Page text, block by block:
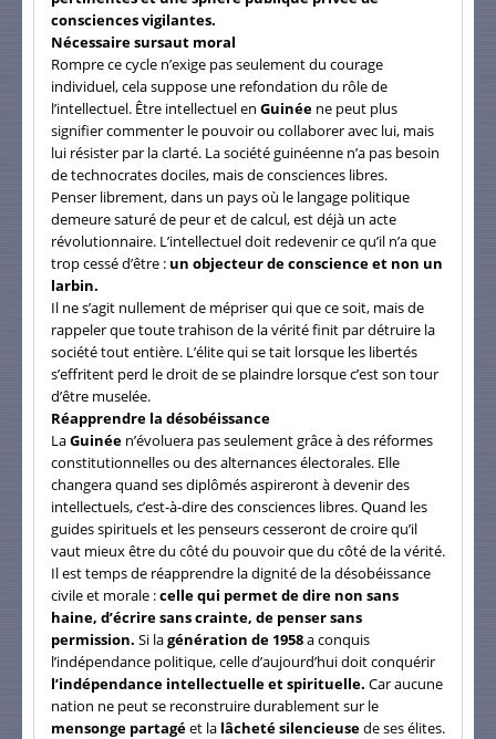
consciences vigilantes.
Nécessaire sursaut moral
Rompre ce cycle n’exige pas seulement du courage
individuel, cela suppose une refondation du rôle de
l’intellectuel. Être intellectuel en Guinée ne peut plus
signifier commenter le pouvoir ou collaborer avec lui, mais
lui résister par la clarté. La société guinéenne n’a pas besoin
de technocrates dociles, mais de consciences libres.
Penser librement, dans un pays où le langage politique
demeure saturé de peur et de calcul, est déjà un acte
révolutionnaire. L’intellectuel doit redevenir ce qu’il n’a que
trop cessé d’être : un objecteur de conscience et non un
larbin.
Il ne s’agit nullement de mépriser qui que ce soit, mais de
rappeler que toute trahison de la vérité finit par détruire la
société tout entière. L’élite qui se tait lorsque les libertés
s’effritent perd le droit de se plaindre lorsque c’est son tour
d’être muselée.
Réapprendre la désobéissance
LaGuinée n’évoluera pas seulement grâce à des réformes
constitutionnelles ou des alternances électorales. Elle
changera quand ses diplômés aspireront à devenir des
intellectuels, c’est-à-dire des consciences libres. Quand les
guides spirituels et les penseurs cesseront de croire qu’il
vaut mieux être du côté du pouvoir que du côté de la vérité.
Il est temps de réapprendre la dignité de la désobéissance
civile et morale :celle qui permet de dire non sans
haine, d’écrire sans crainte, de penser sans
permission. Si lagénération de 1958a conquis
l’indépendance politique, celle d’aujourd’hui doit conquérir
l’indépendance intellectuelle et spirituelle. Car aucune
nation ne peut se reconstruire durablement sur le
mensonge partagéet la lâcheté silencieusede ses élites.